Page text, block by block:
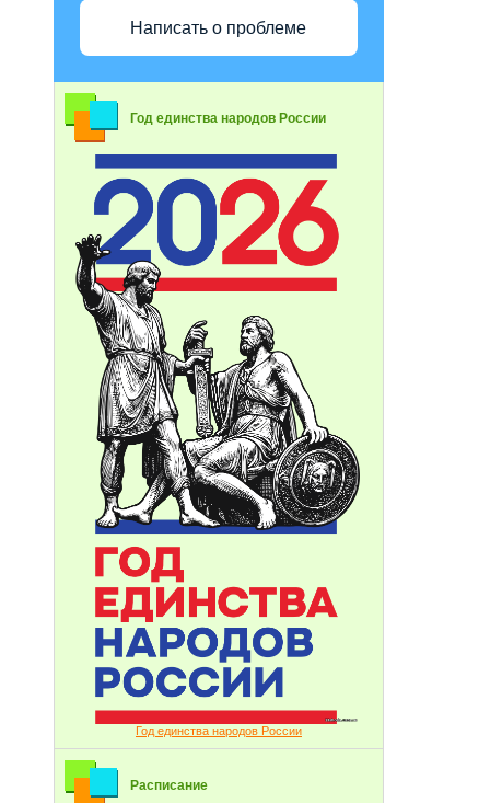
Написать о проблеме
Год единства народов России
Год единства народов России
Расписание